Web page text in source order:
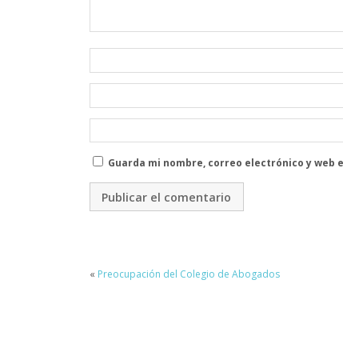
Guarda mi nombre, correo electrónico y web
« Preocupación del Colegio de Abogados